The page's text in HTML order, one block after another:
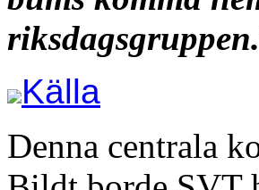
riksdagsgruppen.
Källa
Denna centrala